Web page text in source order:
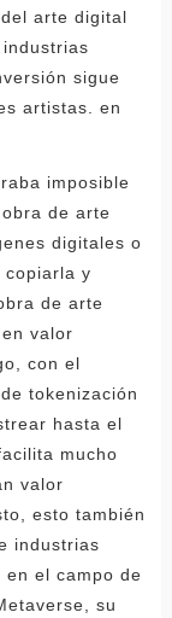
arte digital
sigue
artistas. en
imposible
de arte
digitales o
y
de arte
valor
con el
tokenización
hasta el
mucho
valor
esto también
industrias
el campo de
su